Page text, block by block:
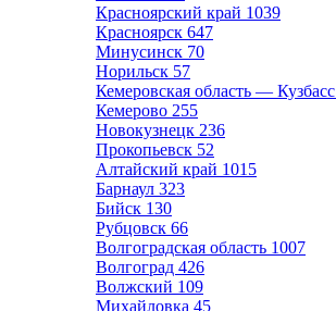
Красноярский край 1039
Красноярск 647
Минусинск 70
Норильск 57
Кемеровская область — Кузбасс
Кемерово 255
Новокузнецк 236
Прокопьевск 52
Алтайский край 1015
Барнаул 323
Бийск 130
Рубцовск 66
Волгоградская область 1007
Волгоград 426
Волжский 109
Михайловка 45